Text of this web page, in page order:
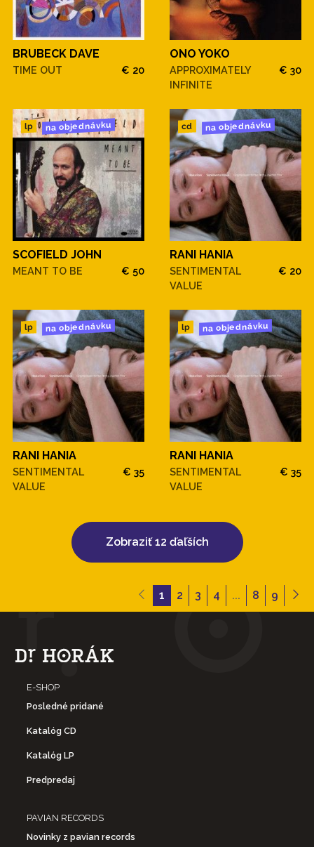
BRUBECK DAVE
TIME OUT € 20
ONO YOKO
APPROXIMATELY
INFINITE
€ 30
lp na objednávku
SCOFIELD JOHN
MEANT TO BE € 50
cd na objednávku
RANI HANIA
SENTIMENTAL
VALUE
€ 20
lp na objednávku
RANI HANIA
SENTIMENTAL
VALUE
€ 35
lp na objednávku
RANI HANIA
SENTIMENTAL
VALUE
€ 35
Zobraziť 12 ďaľších
1 2 3 4 ... 8 9
E-SHOP
Posledné pridané
Katalóg CD
Katalóg LP
Predpredaj
PAVIAN RECORDS
Novinky z pavian records